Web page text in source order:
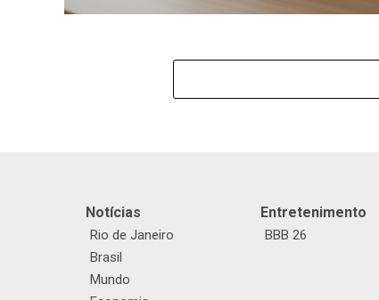
Notícias
Rio de Janeiro
Brasil
Mundo
Entretenimento
BBB 26